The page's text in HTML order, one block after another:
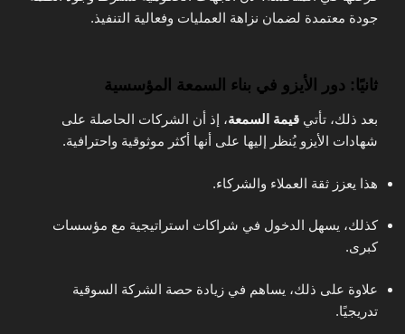
جودة معتمدة لضمان نزاهة العمليات وفعالية التنفيذ.
ثانيًا: دور الأيزو في بناء السمعة المؤسسية
بعد ذلك، تأتي قيمة السمعة، إذ أن الشركات الحاصلة على
شهادات الأيزو يُنظر إليها على أنها أكثر موثوقية واحترافية.
هذا يعزز ثقة العملاء والشركاء.
كذلك، يسهل الدخول في شراكات استراتيجية مع مؤسسات
كبرى.
علاوة على ذلك، يساهم في زيادة حصة الشركة السوقية
تدريجيًا.